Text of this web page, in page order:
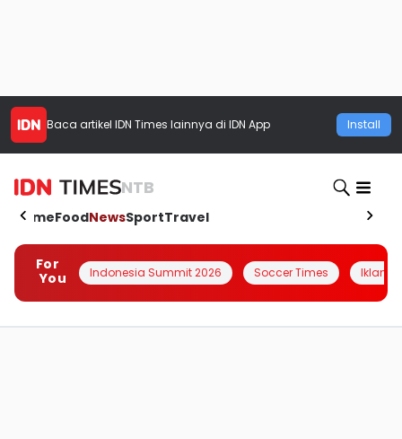
Baca artikel IDN Times lainnya di IDN App Install
NTB
HomeFoodNewsSportTravel
For
You
Indonesia Summit 2026 Soccer Times Iklanin